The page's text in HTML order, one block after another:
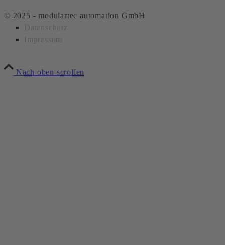
© 2025 - modulartec automation GmbH
Datenschutz
Impressum
Nach oben scrollen